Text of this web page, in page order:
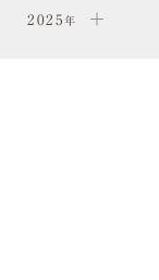
2025 年